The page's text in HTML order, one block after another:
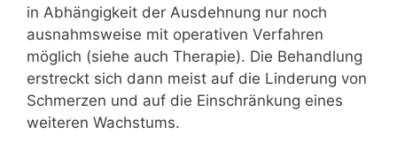
in Abhängigkeit der Ausdehnung nur noch
ausnahmsweise mit operativen Verfahren
möglich (siehe auch Therapie). Die Behandlung
erstreckt sich dann meist auf die Linderung von
Schmerzen und auf die Einschränkung eines
weiteren Wachstums.